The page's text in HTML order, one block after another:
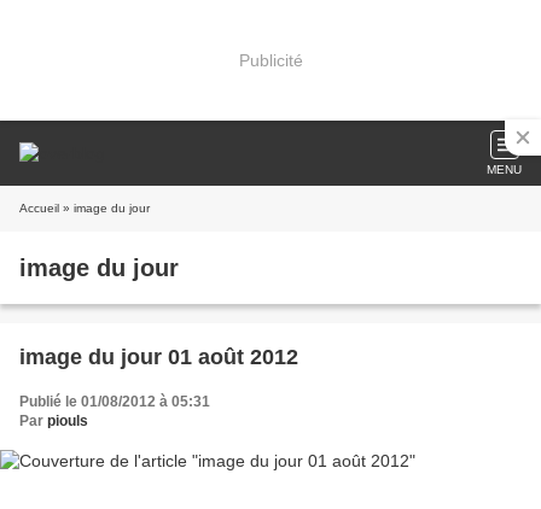
Publicité
MENU
Accueil » image du jour
image du jour
image du jour 01 août 2012
Publié le 01/08/2012 à 05:31
Par piouls